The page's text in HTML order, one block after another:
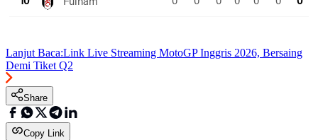
Lanjut Baca:Link Live Streaming MotoGP Inggris 2026, Bersaing
Demi Tiket Q2
Share
Copy Link